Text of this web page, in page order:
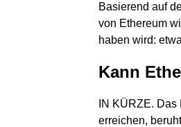
Basierend auf
von Ethereum
haben wird:
Kann
IN KÜRZE.
erreichen,